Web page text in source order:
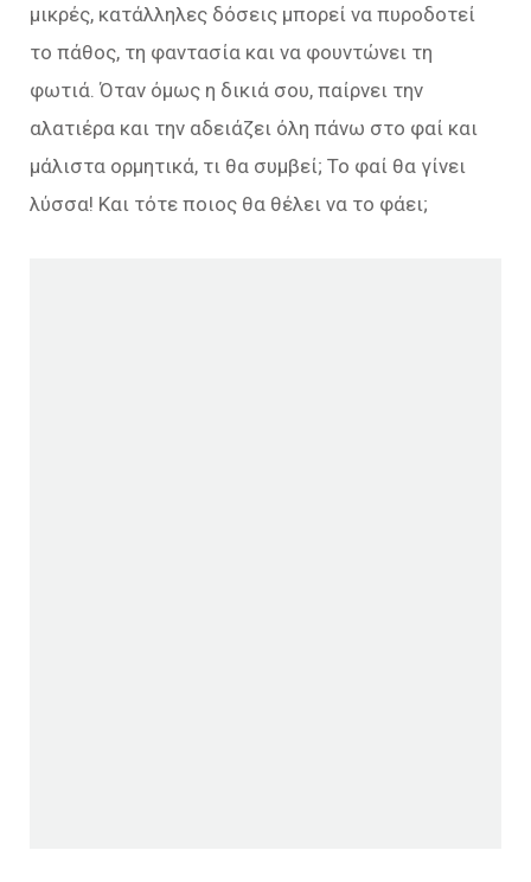
μικρές, κατάλληλες δόσεις μπορεί να πυροδοτεί
το πάθος, τη φαντασία και να φουντώνει τη
φωτιά. Όταν όμως η δικιά σου, παίρνει την
αλατιέρα και την αδειάζει όλη πάνω στο φαί και
μάλιστα ορμητικά, τι θα συμβεί; Το φαί θα γίνει
λύσσα! Και τότε ποιος θα θέλει να το φάει;